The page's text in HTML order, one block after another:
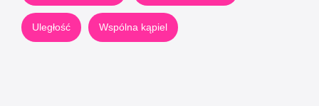
Uległość Wspólna kąpiel